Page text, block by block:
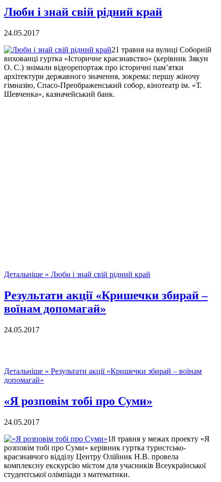
Люби і знай свій рідний край
24.05.2017
21 травня на вулиці Соборній
вихованці гуртка «Історичне краєзнавство» (керівник Зякун
О. С.) знімали відеорепортаж про історичні пам’ятки
архітектури державного значення, зокрема: першу жіночу
гімназію, Спасо-Преображенський собор, кінотеатр ім. «Т.
Шевченка», казначейський банк.
Детальніше » Люби і знай свій рідний край
Результати акції «Кришечки збирай –
воїнам допомагай»
24.05.2017
Детальніше » Результати акції «Кришечки збирай – воїнам
допомагай»
«Я розповім тобі про Суми»
24.05.2017
18 травня у межах проекту «Я
розповім тобі про Суми» керівник гуртка туристсько-
краєзнавчого відділу Центру Олійник Н.В. провела
комплексну екскурсію містом для учасників Всеукраїнської
студентської олімпіади з математики.